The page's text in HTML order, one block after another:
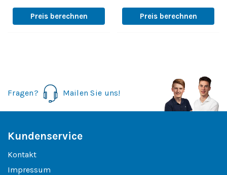
Preis berechnen Preis berechnen
Fragen? Mailen Sie uns!
Kundenservice
Kontakt
Impressum